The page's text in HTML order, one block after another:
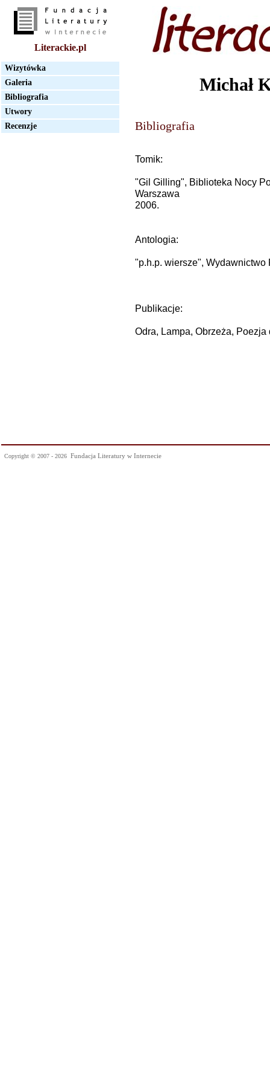
Literackie.pl
Wizytówka
Galeria
Bibliografia
Utwory
Recenzje
Michał
Bibliografia
Tomik:
"Gil Gilling", Biblioteka Nocy
Warszawa
2006.
Antologia:
"p.h.p. wiersze", Wydawnictwo
Publikacje:
Odra, Lampa, Obrzeża,
Copyright © 2007 - 2026 Fundacja Literatury w Internecie